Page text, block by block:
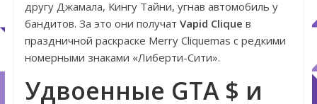
другу Джамала, Кингу Тайни, угнав автомобиль у
бандитов. За это они получат Vapid Clique в
праздничной раскраске Merry Cliquemas с редкими
номерными знаками «Либерти-Сити».
Удвоенные GTA $ и